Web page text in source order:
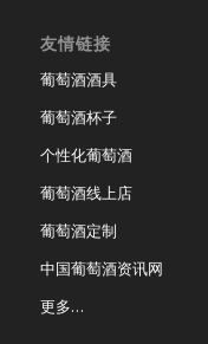
友情链接
葡萄酒酒具
葡萄酒杯子
个性化葡萄酒
葡萄酒线上店
葡萄酒定制
中国葡萄酒资讯网
更多…